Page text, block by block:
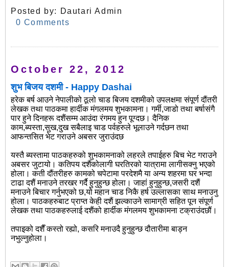
Posted by:
Dautari Admin
0 Comments
October 22, 2012
शुभ बिजय दशमी - Happy Dashai
हरेक बर्ष आउने नेपालीको ठूलो चाड बिजय दशमीको उपलक्षमा संपूर्ण दौंतरी
लेखक तथा पाठकमा हार्दीक मंगलमय शुभकामना। गर्मी,जाडो तथा बर्षासंगै
पार हुने दिनहरू दशैंसम्म आउंदा रंगमय हुन पूग्दछ। दैनिक
काम,ब्यस्ता,सुख,दुख सबैलाइ चाड पर्वहरुले भूलाउने गर्दछन तथा
आफन्तसित भेट गराउने अबसर जुराउंदछ
यस्तै ब्यस्तामा पाठकहरुको शुभकामनाको लहरले तपाईहरु बिच भेट गराउने
अबसर जुटायो। कतिपय दशैंकोलागी घरतिरको यात्रामा लागीसक्नु भएको
होला। कती दौंतरीहरु कामको चपेटामा परदेशमै या अन्य शहरमा घर भन्दा
टाढा दशैं मनाउने तरखर गर्दै हुनुहुन्छ होला। जाहां हुनुहुन्छ,जसरी दशैं
मनाउने बिचार गर्नुभएको छ,यो महान चाड निकै हर्ष उल्लासका साथ मनाउनु
होला। पाठकहरुबाट प्राप्त केही दशैं झल्काउने सामाग्री सहित पून संपूर्ण
लेखक तथा पाठकहरुलाई दशैंको हार्दीक मंगलमय शुभकामना टक्राउंदछौं।
तपाइको दशैँ कस्तो रह्यो, कसरि मनाउदै हुनुहुन्छ दौतारीमा बाड्न
नभुल्नुहोला।